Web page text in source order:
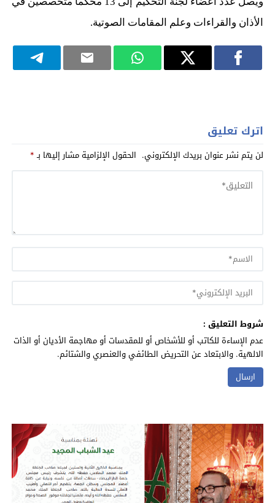
الأذان والقراءات وعلم المقامات الصوتية.
اترك تعليق
لن يتم نشر عنوان بريدك الإلكتروني. الحقول الإلزامية مشار إليها بـ*
شروط التعليق :
عدم الإساءة للكاتب أو للأشخاص أو للمقدسات أو مهاجمة الأديان أو الذات
الالهية. والابتعاد عن التحريض الطائفي والعنصري والشتائم.